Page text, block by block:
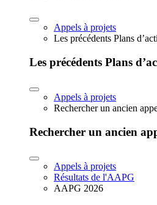
Appels à projets
Les précédents Plans
Les précédents Plans
Appels à projets
Rechercher un ancien
Rechercher un ancien
Appels à projets
Résultats de l'AAPG
AAPG 2026